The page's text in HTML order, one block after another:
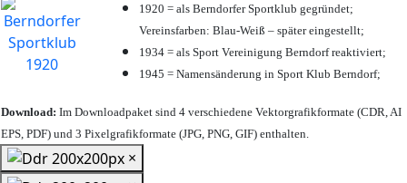
1920 = als Berndorfer Sportklub gegründet;
Vereinsfarben: Blau-Weiß – später eingestellt;
1934 = als Sport Vereinigung Berndorf reaktiviert;
1945 = Namensänderung in Sport Klub Berndorf;
Download: Im Downloadpaket sind 4 verschiedene Vektorgrafikformate (CDR, AI
EPS, PDF) und 3 Pixelgrafikformate (JPG, PNG, GIF) enthalten.
×